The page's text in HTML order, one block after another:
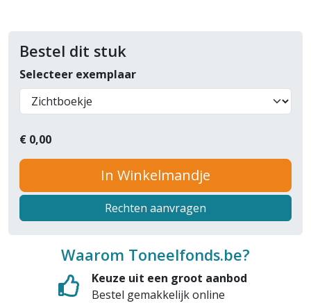
Bestel dit stuk
Selecteer exemplaar
€ 0,00
In Winkelmandje
Rechten aanvragen
Waarom Toneelfonds.be?
Keuze uit een groot aanbod
Bestel gemakkelijk online